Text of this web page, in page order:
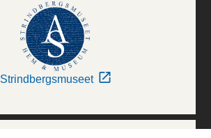
Strindbergsmuseet